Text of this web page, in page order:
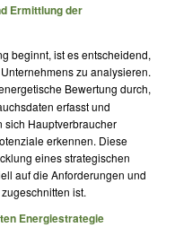
Ermittlung der
beginnt, ist es entscheidend,
zu analysieren.
Bewertung durch,
erfasst und
sich Hauptverbraucher
erkennen. Diese
eines strategischen
auf die Anforderungen und
ist.
Energiestrategie